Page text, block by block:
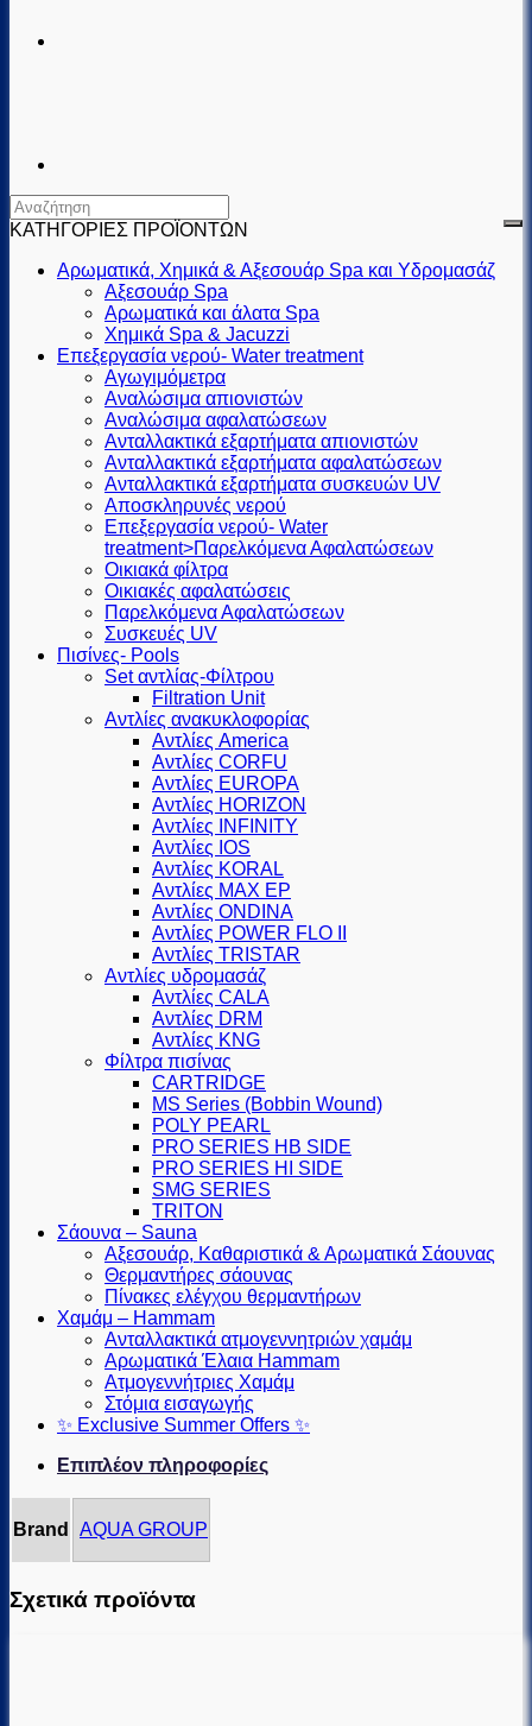
ΚΑΤΗΓΟΡΙΕΣ ΠΡΟΪΟΝΤΩΝ
Αρωματικά, Χημικά & Αξεσουάρ Spa και Υδρομασάζ
Αξεσουάρ Spa
Αρωματικά και άλατα Spa
Χημικά Spa & Jacuzzi
Επεξεργασία νερού- Water treatment
Αγωγιμόμετρα
Αναλώσιμα απιονιστών
Αναλώσιμα αφαλατώσεων
Ανταλλακτικά εξαρτήματα απιονιστών
Ανταλλακτικά εξαρτήματα αφαλατώσεων
Ανταλλακτικά εξαρτήματα συσκευών UV
Αποσκληρυνές νερού
Επεξεργασία νερού- Water
treatment>Παρελκόμενα Αφαλατώσεων
Οικιακά φίλτρα
Οικιακές αφαλατώσεις
Παρελκόμενα Αφαλατώσεων
Συσκευές UV
Πισίνες- Pools
Set αντλίας-Φίλτρου
Filtration Unit
Αντλίες ανακυκλοφορίας
Αντλίες America
Αντλίες CORFU
Αντλίες EUROPA
Αντλίες HORIZON
Αντλίες INFINITY
Αντλίες IOS
Αντλίες KORAL
Αντλίες MAX EP
Αντλίες ONDINA
Αντλίες POWER FLO II
Αντλίες TRISTAR
Αντλίες υδρομασάζ
Αντλίες CALA
Αντλίες DRM
Αντλίες KNG
Φίλτρα πισίνας
CARTRIDGE
MS Series (Βobbin Wound)
POLY PEARL
PRO SERIES HB SIDE
PRO SERIES HI SIDE
SMG SERIES
TRITON
Σάουνα – Sauna
Αξεσουάρ, Καθαριστικά & Αρωματικά Σάουνας
Θερμαντήρες σάουνας
Πίνακες ελέγχου θερμαντήρων
Χαμάμ – Hammam
Ανταλλακτικά ατμογεννητριών χαμάμ
Αρωματικά Έλαια Hammam
Ατμογεννήτριες Χαμάμ
Στόμια εισαγωγής
✨ Exclusive Summer Offers ✨
Επιπλέον πληροφορίες
Brand AQUA GROUP
Σχετικά προϊόντα